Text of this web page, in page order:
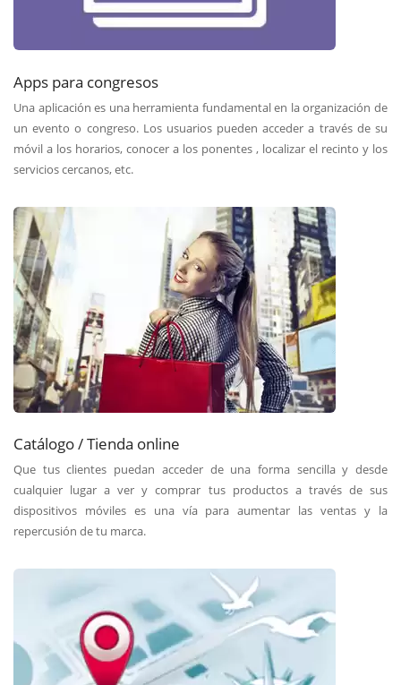
Apps para congresos
Una aplicación es una herramienta fundamental en la organización de
un evento o congreso. Los usuarios pueden acceder a través de su
móvil a los horarios, conocer a los ponentes , localizar el recinto y los
servicios cercanos, etc.
Catálogo / Tienda online
Que tus clientes puedan acceder de una forma sencilla y desde
cualquier lugar a ver y comprar tus productos a través de sus
dispositivos móviles es una vía para aumentar las ventas y la
repercusión de tu marca.